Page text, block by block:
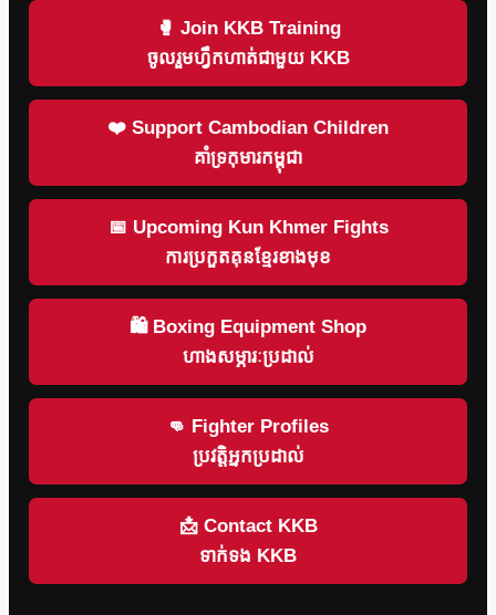
🥊 Join KKB Training
ចូលរួមហ្វឹកហាត់ជាមួយ KKB
❤️ Support Cambodian Children
គាំទ្រកុមារកម្ពុជា
📅 Upcoming Kun Khmer Fights
ការប្រកួតគុនខ្មែរខាងមុខ
🛍 Boxing Equipment Shop
ហាងសម្ភារៈប្រដាល់
👊 Fighter Profiles
ប្រវត្តិអ្នកប្រដាល់
📩 Contact KKB
ទាក់ទង KKB